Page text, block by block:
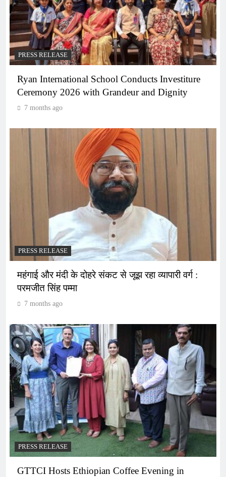
PRESS RELEASE
Ryan International School Conducts Investiture
Ceremony 2026 with Grandeur and Dignity
7 months ago
PRESS RELEASE
महंगाई और मंदी के दोहरे संकट से जूझ रहा व्यापारी वर्ग :
परमजीत सिंह पम्मा
7 months ago
PRESS RELEASE
GTTCI Hosts Ethiopian Coffee Evening in